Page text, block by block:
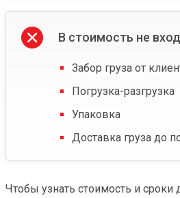
В стоимость не
Забор груза от
Погрузка-разгрузка
Упаковка
Доставка груза до
Чтобы узнать стоимость и сроки